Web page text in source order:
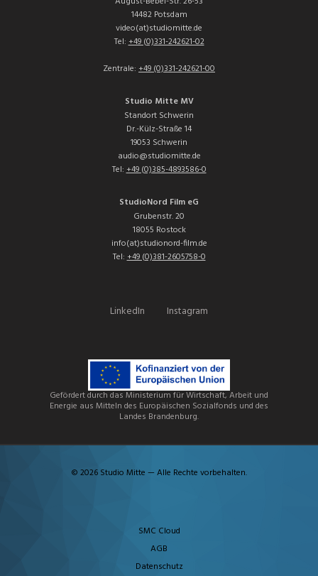
14482 Potsdam
video(at)studiomitte.de
Tel:+49 (0)331-242621-02
Zentrale: +49 (0)331-242621-00
Studio Mitte MV
Standort Schwerin
Dr.-Külz-Straße 14
19053 Schwerin
audio@studiomitte.de
Tel:+49 (0)385-4893586-0
StudioNord Film eG
Grubenstr. 20
18055 Rostock
info(at)studionord-film.de
Tel:+49 (0)381-2605758-0
LinkedIn Instagram
Gefördert durch das Ministerium für Wirtschaft, Arbeit und
Energie aus Mitteln des Europäischen Sozialfonds und des
Landes Brandenburg.
© 2026 Studio Mitte — Alle Rechte vorbehalten.
SMC Cloud
AGB
Datenschutz